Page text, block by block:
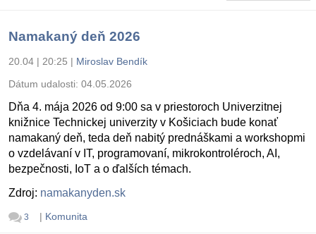
Namakaný deň 2026
20.04 | 20:25 | Miroslav Bendík
Dátum udalosti: 04.05.2026
Dňa 4. mája 2026 od 9:00 sa v priestoroch Univerzitnej
knižnice Technickej univerzity v Košiciach bude konať
namakaný deň, teda deň nabitý prednáškami a workshopmi
o vzdelávaní v IT, programovaní, mikrokontroléroch, AI,
bezpečnosti, IoT a o ďalších témach.
Zdroj: namakanyden.sk
3 | Komunita